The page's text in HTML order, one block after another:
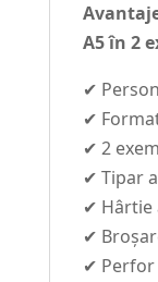
A5 în 2
✔
✔
✔ 2
✔ Tipar
✔ Hârtie
✔
✔